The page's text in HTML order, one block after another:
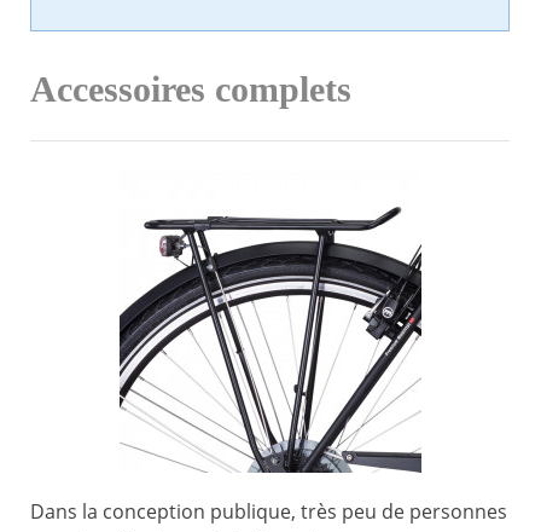
Accessoires complets
Dans la conception publique, très peu de personnes